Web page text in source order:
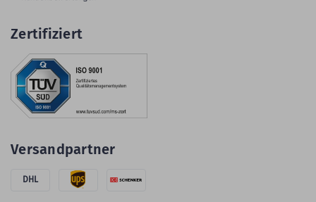
Zertifiziert
Versandpartner
DHL